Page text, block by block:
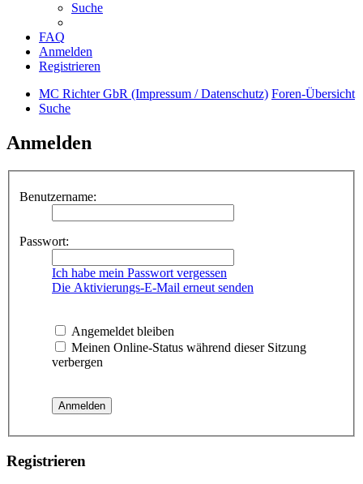
Suche
FAQ
Anmelden
Registrieren
MC Richter GbR (Impressum / Datenschutz) Foren-Übersicht
Suche
Anmelden
Benutzername:
Passwort:
Ich habe mein Passwort vergessen
Die Aktivierungs-E-Mail erneut senden
Angemeldet bleiben
Meinen Online-Status während dieser Sitzung
verbergen
Registrieren